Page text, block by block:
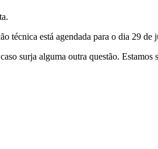
técnica está agendada para o dia 29
surja alguma outra questão. Estamos